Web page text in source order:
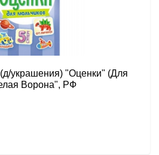
украшения) "Оценки" (Для
Ворона", РФ